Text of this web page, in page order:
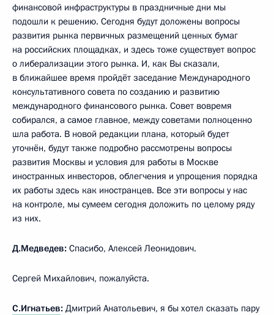
финансовой инфраструктуры в праздничные дни мы
подошли к решению. Сегодня будут доложены вопросы
развития рынка первичных размещений ценных бумаг
на российских площадках, и здесь тоже существует вопрос
о либерализации этого рынка. И, как Вы сказали,
в ближайшее время пройдёт заседание Международного
консультативного совета по созданию и развитию
международного финансового рынка. Совет вовремя
собирался, а самое главное, между советами полноценно
шла работа. В новой редакции плана, который будет
уточнён, будут также подробно рассмотрены вопросы
развития Москвы и условия для работы в Москве
иностранных инвесторов, облегчения и упрощения порядка
их работы здесь как иностранцев. Все эти вопросы у нас
на контроле, мы сумеем сегодня доложить по целому ряду
из них.
Д.Медведев: Спасибо, Алексей Леонидович.
Сергей Михайлович, пожалуйста.
С.Игнатьев: Дмитрий Анатольевич, я бы хотел сказать пару